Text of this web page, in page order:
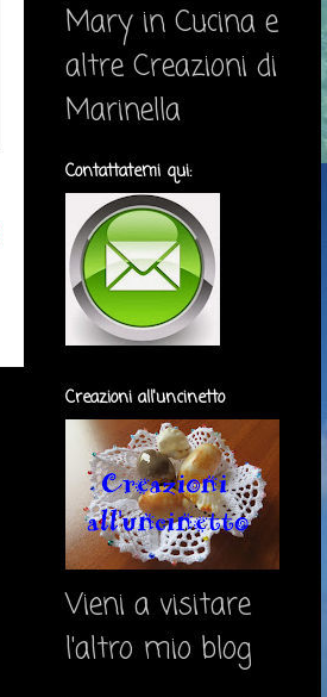
Mary in Cucina e
altre Creazioni di
Marinella
Contattatemi qui:
Creazioni all'uncinetto
Vieni a visitare
l'altro mio blog